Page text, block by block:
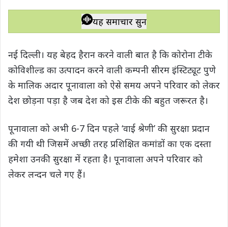
t
A
p
p
e
o
o
k
t
t
e
r
l
e
g
r
a
m
p
y
n
k
a
r
यह समाचार सुनें
नई दिल्ली। यह बेहद हैरान करने वाली बात है कि कोरोना टीके
कोविशील्ड का उत्पादन करने वाली कम्पनी सीरम इंस्टिट्यूट पुणे
के मालिक अदार पूनावाला को ऐसे समय अपने परिवार को लेकर
देश छोड़ना पड़ा है जब देश को इस टीके की बहुत जरूरत है।
पूनावाला को अभी 6-7 दिन पहले ‘वाई श्रेणी’ की सुरक्षा प्रदान
की गयी थी जिसमें अच्छी तरह प्रशिक्षित कमांडों का एक दस्ता
हमेशा उनकी सुरक्षा में रहता है। पूनावाला अपने परिवार को
लेकर लन्दन चले गए हैं।